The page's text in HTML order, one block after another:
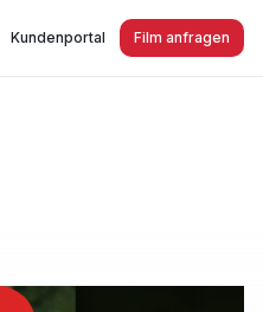
Kundenportal Film anfragen